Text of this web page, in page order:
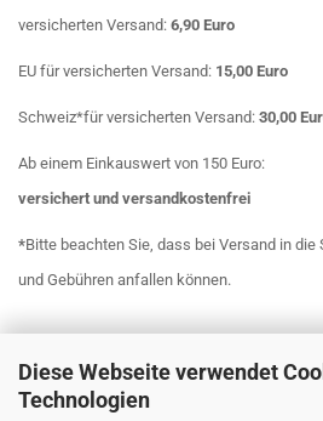
Diese Webseite verwendet
Technologien
versicherten Versand: 6,90 Euro
EU für versicherten Versand: 15,00 Euro
Schweiz*für versicherten Versand: 30,00
Ab einem Einkauswert von 150 Euro:
versichert und versandkostenfrei
*Bitte beachten Sie, dass bei Versand in
und Gebühren anfallen können.